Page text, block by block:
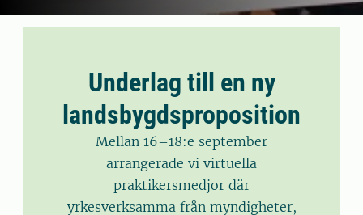
Underlag till en ny
landsbygdsproposition
Mellan 16–18:e september
arrangerade vi virtuella
praktikersmedjor där
yrkesverksamma från myndigheter,